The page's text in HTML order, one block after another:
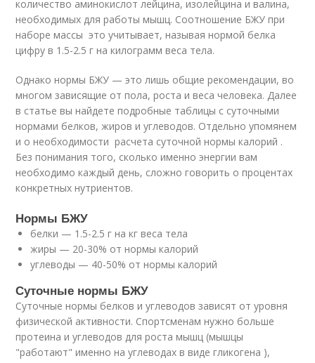
количество аминокислот лейцина, изолейцина и валина,
необходимых для работы мышц. Соотношение БЖУ при
наборе массы это учитывает, называя нормой белка
цифру в 1.5-2.5 г на килограмм веса тела.
Однако нормы БЖУ — это лишь общие рекомендации, во
многом зависящие от пола, роста и веса человека. Далее
в статье вы найдете подробные таблицы с суточными
нормами белков, жиров и углеводов. Отдельно упомянем
и о необходимости расчета суточной нормы калорий .
Без понимания того, сколько именно энергии вам
необходимо каждый день, сложно говорить о процентах
конкретных нутриентов.
Нормы БЖУ
белки — 1.5-2.5 г на кг веса тела
жиры — 20-30% от нормы калорий
углеводы — 40-50% от нормы калорий
Суточные нормы БЖУ
Суточные нормы белков и углеводов зависят от уровня
физической активности. Спортсменам нужно больше
протеина и углеводов для роста мышц (мышцы
"работают" именно на углеводах в виде гликогена ),